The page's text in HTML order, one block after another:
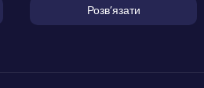
Розвʼязати